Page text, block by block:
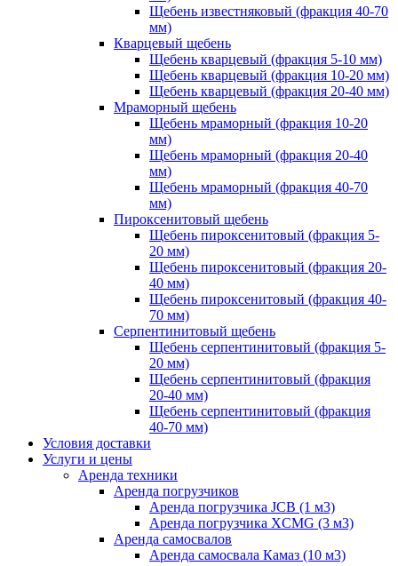
Щебень известняковый (фракция 40-70
мм)
Кварцевый щебень
Щебень кварцевый (фракция 5-10 мм)
Щебень кварцевый (фракция 10-20 мм)
Щебень кварцевый (фракция 20-40 мм)
Мраморный щебень
Щебень мраморный (фракция 10-20
мм)
Щебень мраморный (фракция 20-40
мм)
Щебень мраморный (фракция 40-70
мм)
Пироксенитовый щебень
Щебень пироксенитовый (фракция 5-
20 мм)
Щебень пироксенитовый (фракция 20-
40 мм)
Щебень пироксенитовый (фракция 40-
70 мм)
Серпентинитовый щебень
Щебень серпентинитовый (фракция 5-
20 мм)
Щебень серпентинитовый (фракция
20-40 мм)
Щебень серпентинитовый (фракция
40-70 мм)
Условия доставки
Услуги и цены
Аренда техники
Аренда погрузчиков
Аренда погрузчика JCB (1 м3)
Аренда погрузчика XCMG (3 м3)
Аренда самосвалов
Аренда самосвала Камаз (10 м3)